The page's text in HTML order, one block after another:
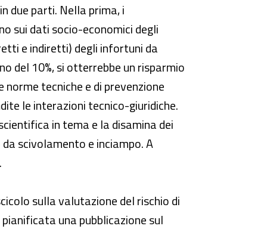
due parti. Nella prima, i
sui dati socio-economici degli
e indiretti) degli infortuni da
del 10%, si otterrebbe un risparmio
tecniche e di prevenzione
le interazioni tecnico-giuridiche.
in tema e la disamina dei
scivolamento e inciampo. A
sulla valutazione del rischio di
una pubblicazione sul